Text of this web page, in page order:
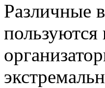
Различные